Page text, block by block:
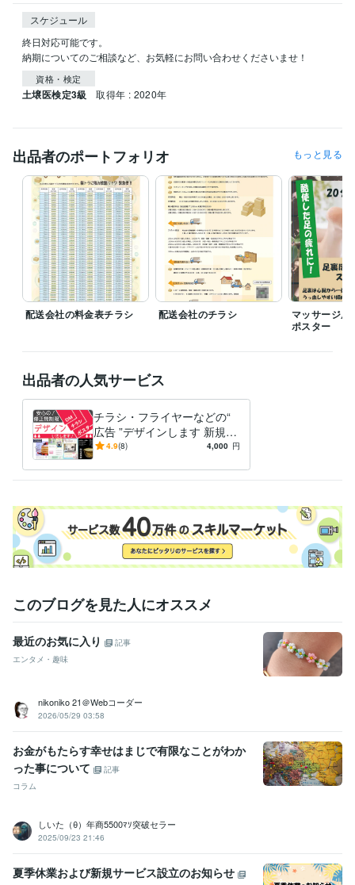
スケジュール
終日対応可能です。
納期についてのご相談など、お気軽にお問い合わせくださいませ！
資格・検定
土壌医検定3級 取得年 : 2020年
出品者のポートフォリオ もっと見る
配送会社の料金表チラシ 配送会社のチラシ
マッサージ屋
ポスター
出品者の人気サービス
チラシ・フライヤーなどの“
広告 ”デザインします 新規参
入のため、格安価格にて全力
4.9(8) 4,000 円
このブログを見た人にオススメ
最近のお気に入り
記事
エンタメ・趣味
nikoniko 21＠Webコーダー
2026/05/29 03:58
お金がもたらす幸せはまじで有限なことがわか
った事について
記事
コラム
しいた（θ）年商5500ﾏｿ突破セラー
2025/09/23 21:46
夏季休業および新規サービス設立のお知らせ